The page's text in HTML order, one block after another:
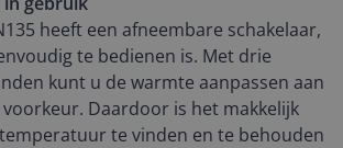
heeft een afneembare schakelaar,
te bedienen is. Met drie
kunt u de warmte aanpassen aan
Daardoor is het makkelijk
te vinden en te behouden